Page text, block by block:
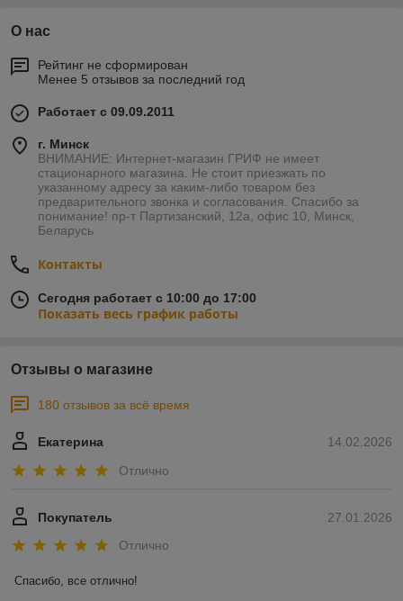
О нас
Рейтинг не сформирован
Менее 5 отзывов за последний год
Работает с 09.09.2011
г. Минск
ВНИМАНИЕ: Интернет-магазин ГРИФ не имеет
стационарного магазина. Не стоит приезжать по
указанному адресу за каким-либо товаром без
предварительного звонка и согласования. Спасибо за
понимание! пр-т Партизанский, 12а, офис 10, Минск,
Беларусь
Контакты
Сегодня работает с 10:00 до 17:00
Показать весь график работы
Отзывы о магазине
180 отзывов за всё время
14.02.2026
Екатерина
Отлично
27.01.2026
Покупатель
Отлично
Спасибо, все отлично!